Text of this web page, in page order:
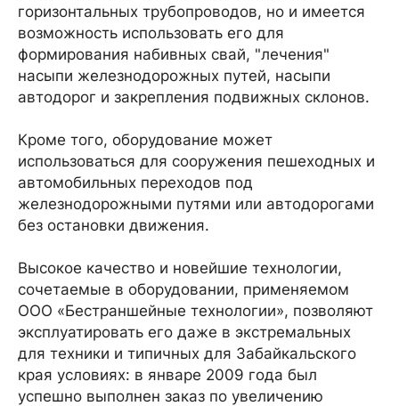
горизонтальных трубопроводов, но и имеется
возможность использовать его для
формирования набивных свай, "лечения"
насыпи железнодорожных путей, насыпи
автодорог и закрепления подвижных склонов.
Кроме того, оборудование может
использоваться для сооружения пешеходных и
автомобильных переходов под
железнодорожными путями или автодорогами
без остановки движения.
Высокое качество и новейшие технологии,
сочетаемые в оборудовании, применяемом
ООО «Бестраншейные технологии», позволяют
эксплуатировать его даже в экстремальных
для техники и типичных для Забайкальского
края условиях: в январе 2009 года был
успешно выполнен заказ по увеличению